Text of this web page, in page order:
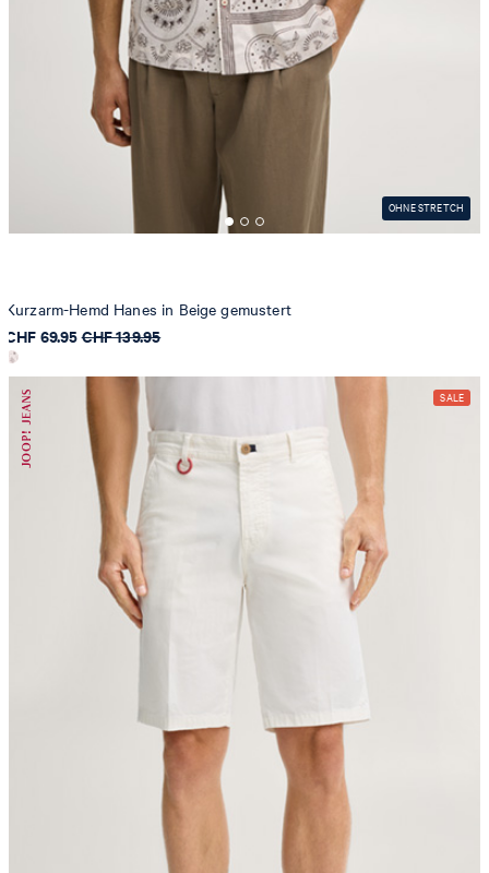
OHNE STRETCH
Kurzarm-Hemd Hanes in Beige gemustert
CHF 69.95CHF 139.95